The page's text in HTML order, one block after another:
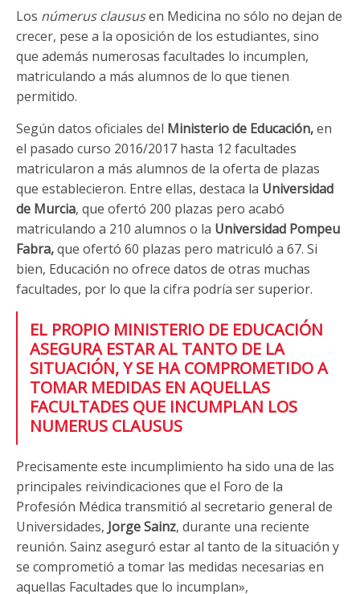
Los númerus claususen Medicina no sólo no dejan de
crecer, pese a la oposición de los estudiantes, sino
que además numerosas facultades lo incumplen,
matriculando a más alumnos de lo que tienen
permitido.
Según datos oficiales del Ministerio de Educación,en
el pasado curso 2016/2017 hasta 12 facultades
matricularon a más alumnos de la oferta de plazas
que establecieron. Entre ellas, destaca la Universidad
de Murcia, que ofertó 200 plazas pero acabó
matriculando a 210 alumnos o la Universidad Pompeu
Fabra,que ofertó 60 plazas pero matriculó a 67. Si
bien, Educación no ofrece datos de otras muchas
facultades, por lo que la cifra podría ser superior.
EL PROPIO MINISTERIO DE EDUCACIÓN
ASEGURA ESTAR AL TANTO DE LA
SITUACIÓN, Y SE HA COMPROMETIDO A
TOMAR MEDIDAS EN AQUELLAS
FACULTADES QUE INCUMPLAN LOS
NUMERUS CLAUSUS
Precisamente este incumplimiento ha sido una de las
principales reivindicaciones que el Foro de la
Profesión Médica transmitió al secretario general de
Universidades, Jorge Sainz, durante una reciente
reunión. Sainz aseguró estar al tanto de la situación y
se comprometió a tomar las medidas necesarias en
aquellas Facultades que lo incumplan»,